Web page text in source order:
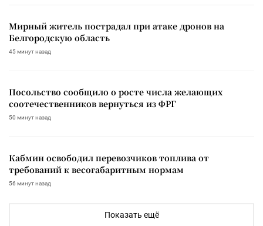
Мирный житель пострадал при атаке дронов на
Белгородскую область
45 минут назад
Посольство сообщило о росте числа желающих
соотечественников вернуться из ФРГ
50 минут назад
Кабмин освободил перевозчиков топлива от
требований к весогабаритным нормам
56 минут назад
Показать ещё